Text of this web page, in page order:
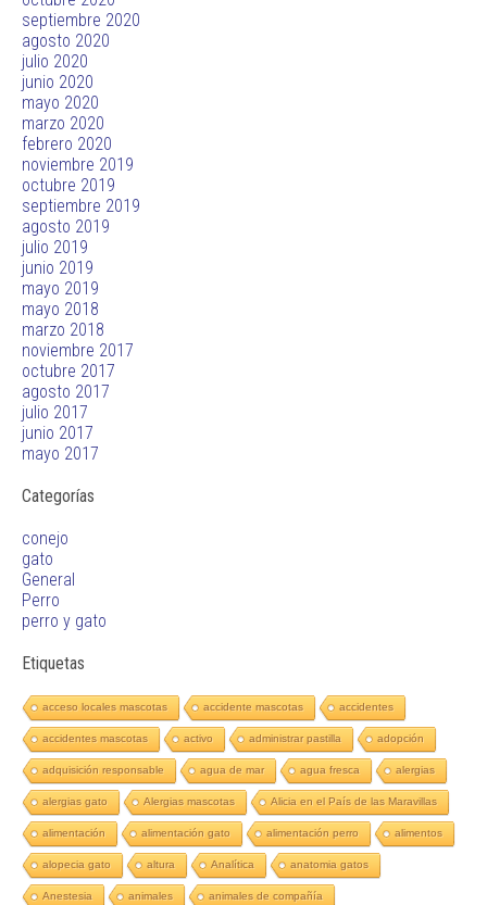
septiembre 2020
agosto 2020
julio 2020
junio 2020
mayo 2020
marzo 2020
febrero 2020
noviembre 2019
octubre 2019
septiembre 2019
agosto 2019
julio 2019
junio 2019
mayo 2019
mayo 2018
marzo 2018
noviembre 2017
octubre 2017
agosto 2017
julio 2017
junio 2017
mayo 2017
Categorías
conejo
gato
General
Perro
perro y gato
Etiquetas
acceso locales mascotas accidente mascotas accidentes
accidentes mascotas activo administrar pastilla adopción
adquisición responsable agua de mar agua fresca alergias
alergias gato Alergias mascotas Alicia en el País de las Maravillas
alimentación alimentación gato alimentación perro alimentos
alopecia gato altura Analítica anatomia gatos
Anestesia animales animales de compañía